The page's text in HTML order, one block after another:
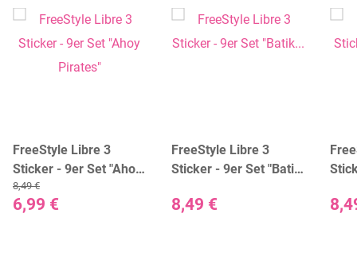
FreeStyle Libre 3
Sticker - 9er Set "Ahoy
Pirates"
6,99 €
8,49 €
FreeStyle Libre 3
Sticker - 9er Set "Batik
8,49 €